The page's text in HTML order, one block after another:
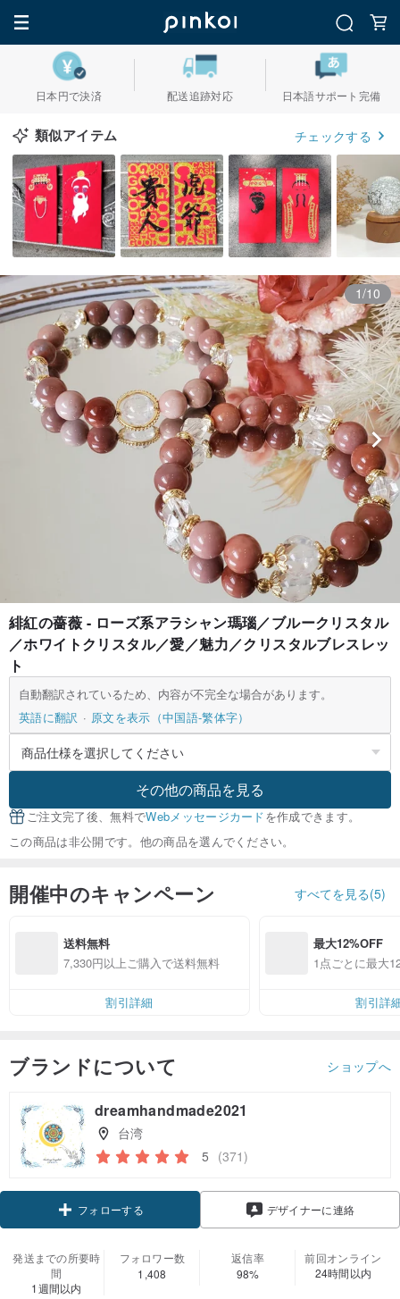
日本円で決済 配送追跡対応 日本語サポート完備
類似アイテム チェックする
1/10
緋紅の薔薇 - ローズ系アラシャン瑪瑙／ブルークリスタル
／ホワイトクリスタル／愛／魅力／クリスタルブレスレッ
ト
自動翻訳されているため、内容が不完全な場合があります。
英語に翻訳
原文を表示（中国語-繁体字）
その他の商品を見る
ご注文完了後、無料でWebメッセージカードを作成できます。
この商品は非公開です。他の商品を選んでください。
開催中のキャンペーン すべてを見る(5)
送料無料
7,330円以上ご購入で送料無料
割引詳細
最大12%OFF
1点ごとに最大
割引詳
ブランドについて ショップへ
dreamhandmade2021
台湾
5 (371)
フォローする デザイナーに連絡
発送までの所要時
間
1週間以内
フォロワー数
1,408
返信率
98%
前回オンライン
24時間以内